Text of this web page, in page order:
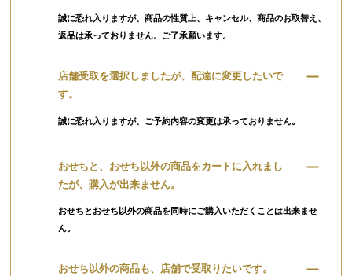
誠に恐れ入りますが、商品の性質上、キャンセル、商品のお取替え、
返品は承っておりません。ご了承願います。
店舗受取を選択しましたが、配達に変更したいで
す。
誠に恐れ入りますが、ご予約内容の変更は承っておりません。
おせちと、おせち以外の商品をカートに入れまし
たが、購入が出来ません。
おせちとおせち以外の商品を同時にご購入いただくことは出来ませ
ん。
おせち以外の商品も、店舗で受取りたいです。